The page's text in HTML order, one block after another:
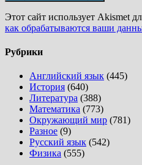
Этот сайт использует Akismet
как обрабатываются ваши
Рубрики
Английский язык (445)
История (640)
Литература (388)
Математика (773)
Окружающий мир (781)
Разное (9)
Русский язык (542)
Физика (555)